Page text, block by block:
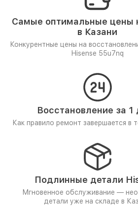
Самые оптимальные цены
в Казани
Конкурентные цены на
Hisense 55u7nq
Восстановление за 1
Как правило ремонт завершается в
Подлинные детали
Мгновенное обслуживание —
детали уже на складе в